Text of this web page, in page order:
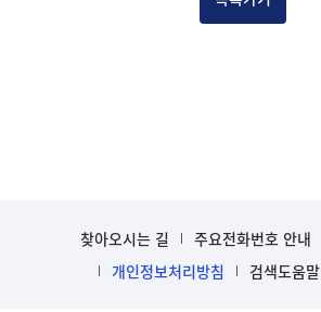
찾아오시는 길 주요전화번호 안내
개인정보처리방침
검색도움말